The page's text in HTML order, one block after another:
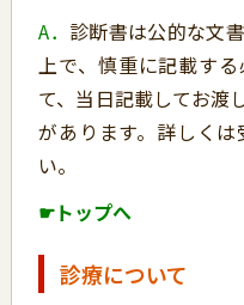
A． 診断書は公的な文
上で、慎重に記載す
て、当日記載してお渡
があります。詳しく
い。
☛トップへ
診療について